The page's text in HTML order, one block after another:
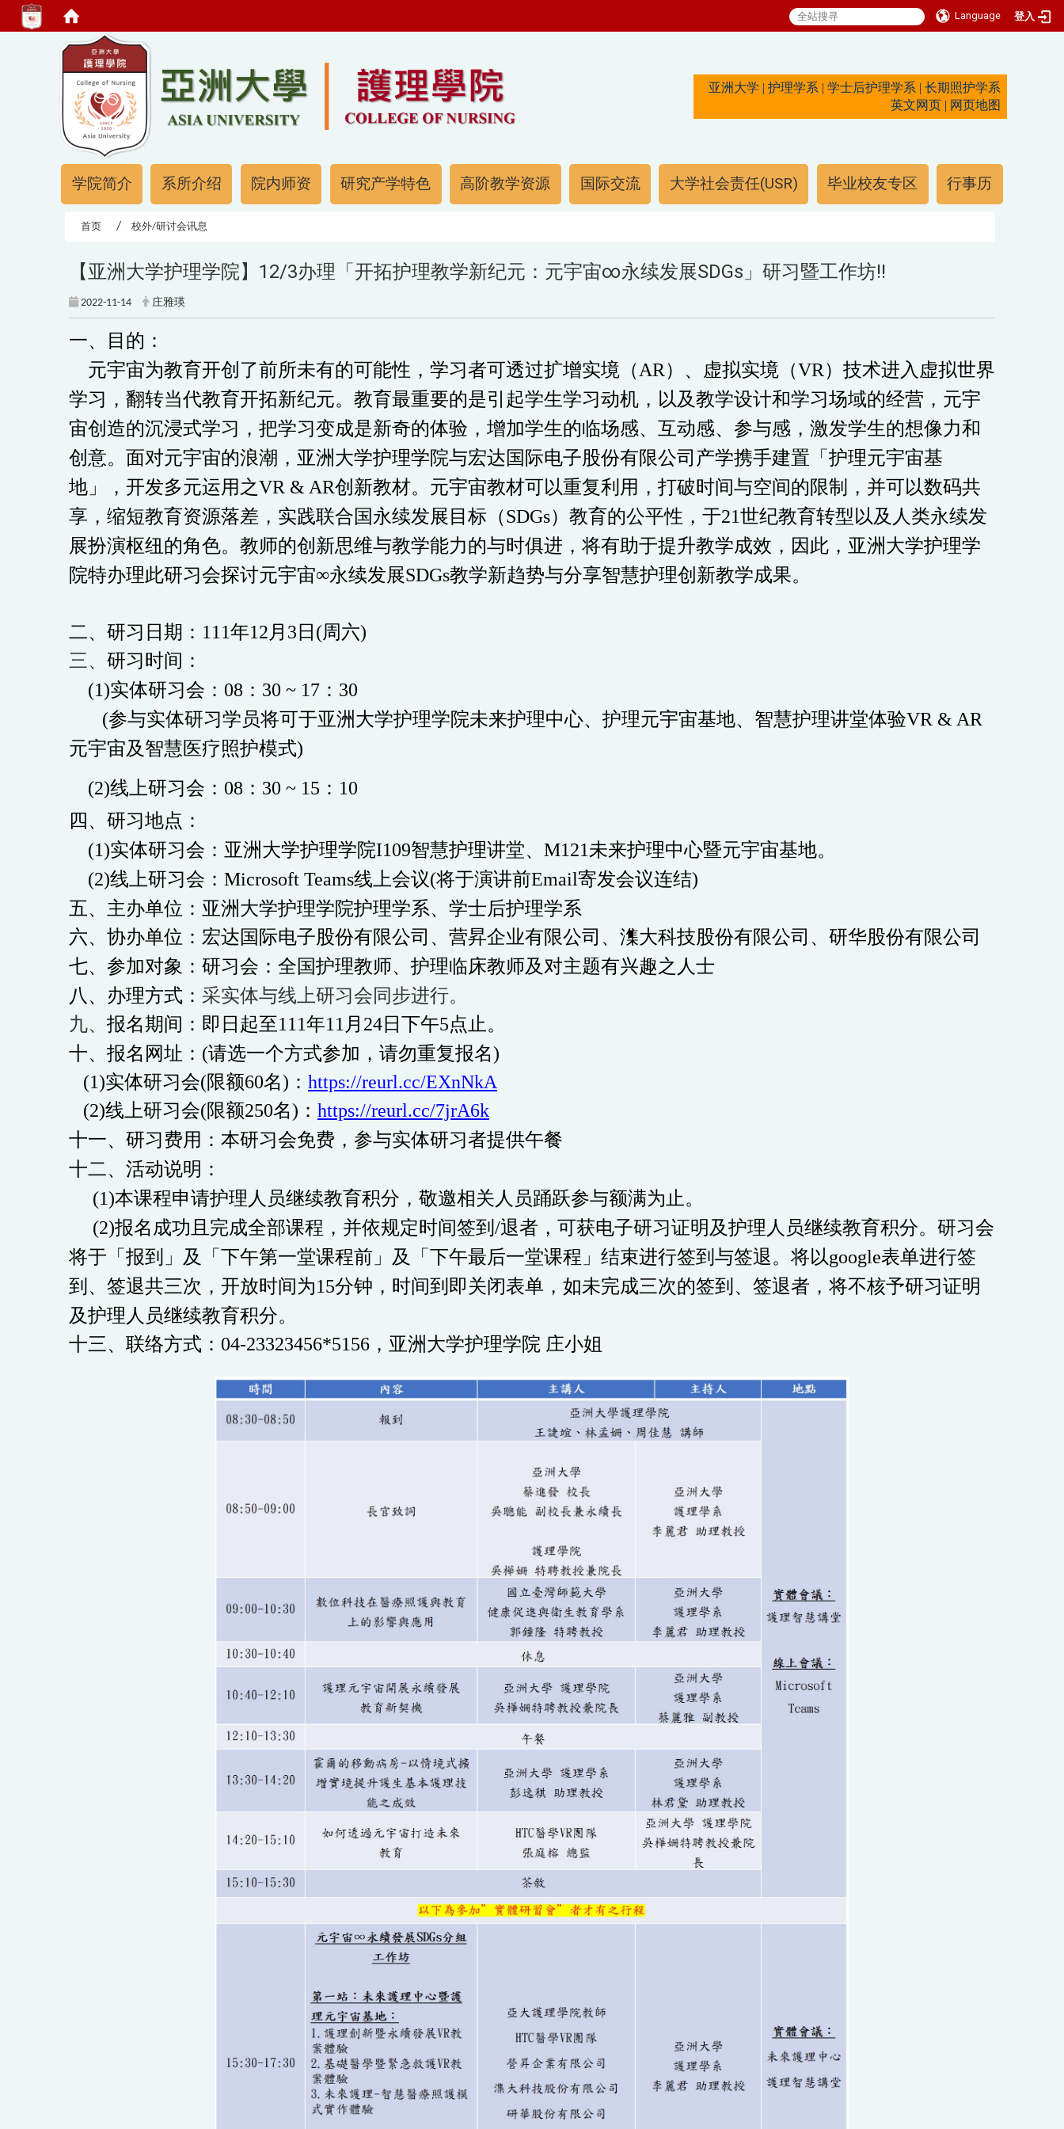
Language
登入
亚洲大学 | 护理学系 | 学士后护理学系 | 长期照护学系
英文网页 | 网页地图
学院简介 系所介绍 院内师资 研究产学特色 高阶教学资源 国际交流 大学社会责任(USR) 毕业校友专区 行事历
首页 校外/研讨会讯息
【亚洲大学护理学院】12/3办理「开拓护理教学新纪元：元宇宙∞永续发展SDGs」研习暨工作坊!!
2022-11-14 庄雅瑛
一、目的：
元宇宙为教育开创了前所未有的可能性，学习者可透过扩增实境（AR）、虚拟实境（VR）技术进入虚拟世界
学习，翻转当代教育开拓新纪元。教育最重要的是引起学生学习动机，以及教学设计和学习场域的经营，元宇
宙创造的沉浸式学习，把学习变成是新奇的体验，增加学生的临场感、互动感、参与感，激发学生的想像力和
创意。面对元宇宙的浪潮，亚洲大学护理学院与宏达国际电子股份有限公司产学携手建置「护理元宇宙基
地」，开发多元运用之VR & AR创新教材。元宇宙教材可以重复利用，打破时间与空间的限制，并可以数码共
享，缩短教育资源落差，实践联合国永续发展目标（SDGs）教育的公平性，于21世纪教育转型以及人类永续发
展扮演枢纽的角色。教师的创新思维与教学能力的与时俱进，将有助于提升教学成效，因此，亚洲大学护理学
院特办理此研习会探讨元宇宙∞永续发展SDGs教学新趋势与分享智慧护理创新教学成果。
二、研习日期： 111年12月 3 日 (周六)
三、 研习时间：
(1)实体研习会：08：30 ~ 17：30
(参与实体研习学员将可于亚洲大学护理学院未来护理中心、护理元宇宙基地、智慧护理讲堂体验VR & AR
元宇宙及智慧医疗照护模式)
(2)线上研习会 ：08：30 ~ 15：10
四、研习地点：
(1)实体研习会：亚洲大学护理学院I109智慧护理讲堂、 M121未来护理中心暨元宇宙基地。
(2)线上研习会： Microsoft Teams线上会议(将于演讲前Email寄发会议连结)
五、 主办单位： 亚洲大学护理学院护理学系、学士后护理学系
六、协办单位：宏达国际电子股份有限公司、营昇企业有限公司、潗大科技股份有限公司、研华股份有限公司
七、参加对象： 研习会：全国护理教师、护理临床教师及对主题有兴趣之人士
八、 办理方式： 采实体与线上研习会同步进行。
九、 报名期间：即日起至111年11月24日下午5点止。
十、 报名网址：(请选一个方式参加，请勿重复报名)
(1)实体研习会(限额60名) ： https://reurl.cc/EXnNkA
(2)线上研习会(限额250名) ： https://reurl.cc/7jrA6k
十一、研习费用： 本研习会免费，参与实体研习者提供午餐
十二、 活动说明：
(1)本课程申请护理人员继续教育积分，敬邀相关人员踊跃参与额满为止。
(2)报名成功且完成全部课程，并依规定时间签到 /退者，可获电子研习证明及护理人员继续教育积分。研习会
将于「报到」及「下午第一堂课程前」及「下午最后一堂课程」结束进行签到与签退。将以google表单进行签
到、签退共三次，开放时间为15分钟，时间到即关闭表单，如未完成三次的签到、签退者，将不核予研习证明
及护理人员继续教育积分。
十三、联络方式：04-23323456*5156， 亚洲大学护理学院 庄小姐